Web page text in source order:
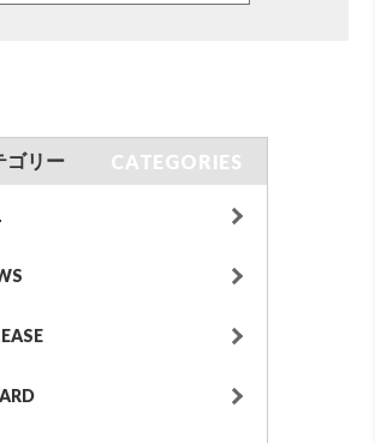
ゴリー CATEGORIES